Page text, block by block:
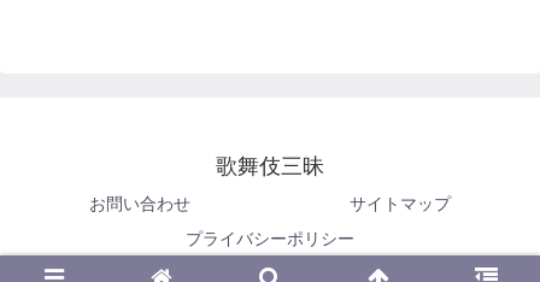
歌舞伎三昧
お問い合わせ
サイトマップ
プライバシーポリシー